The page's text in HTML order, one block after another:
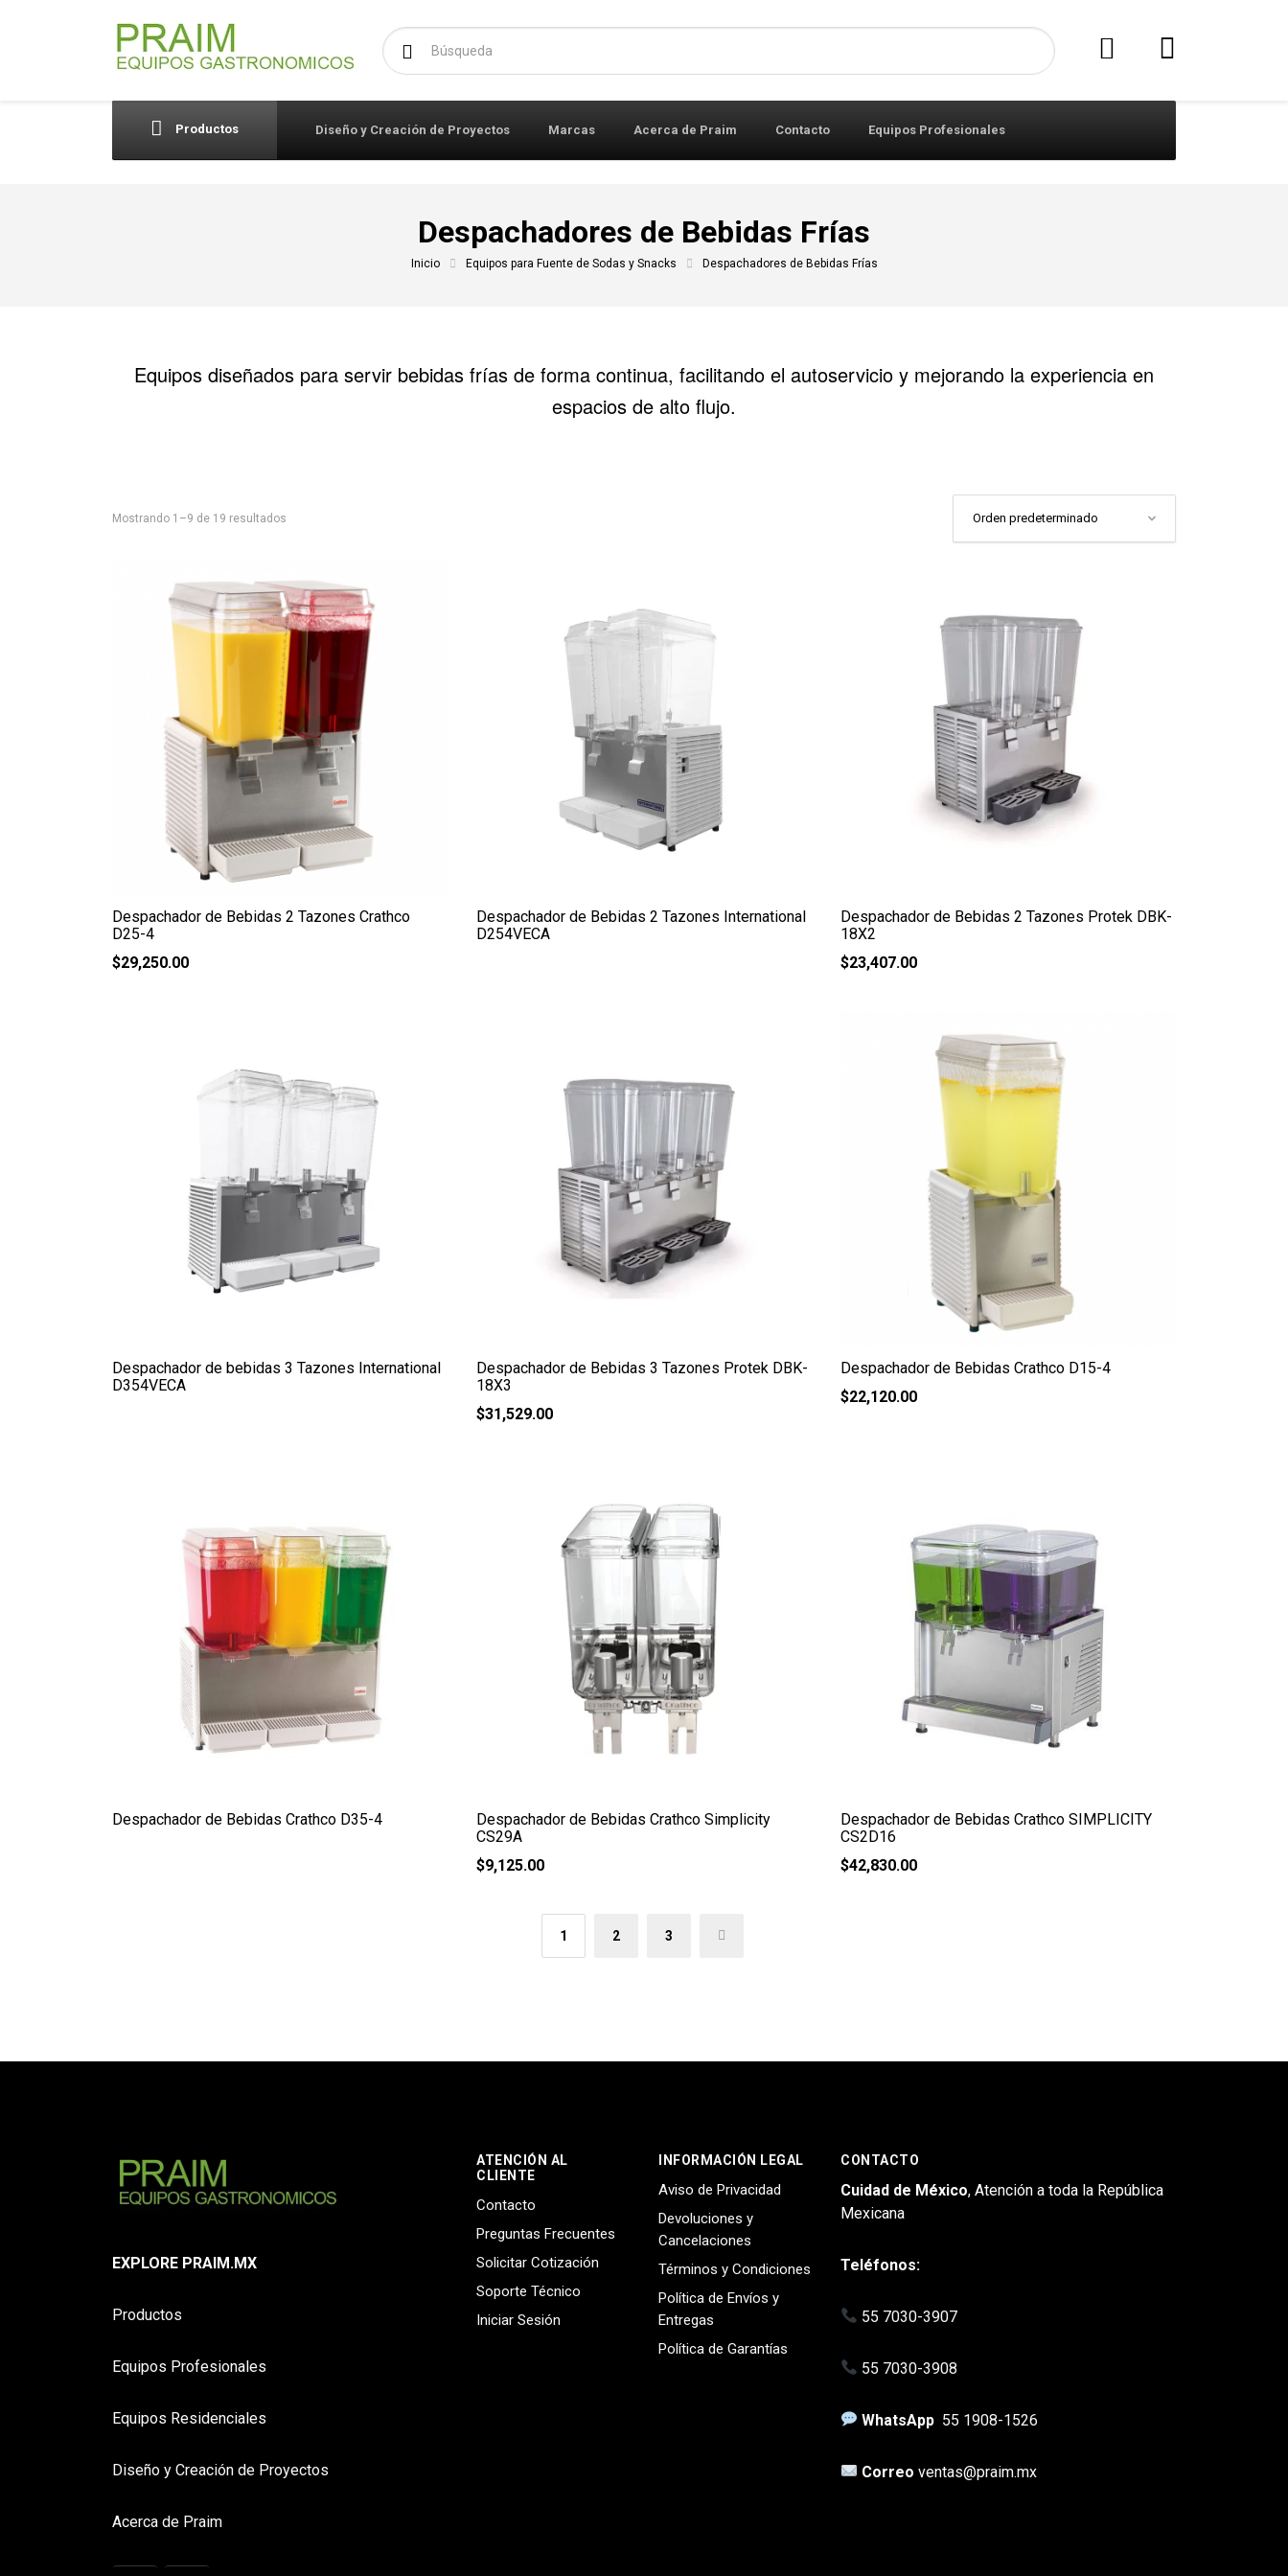
Buscar:
Productos Diseño y Creación de Proyectos Marcas Acerca de Praim Contacto Equipos Profesionales
Despachadores de Bebidas Frías
Inicio Equipos para Fuente de Sodas y Snacks Despachadores de Bebidas Frías
Equipos diseñados para servir bebidas frías de forma continua, facilitando el autoservicio y mejorando la experiencia en
espacios de alto flujo.
Mostrando 1–9 de 19 resultados
Despachador de Bebidas 2 Tazones Crathco
D25-4
$29,250.00
Despachador de Bebidas 2 Tazones International
D254VECA
Despachador de Bebidas 2 Tazones Protek DBK-
18X2
$23,407.00
Despachador de bebidas 3 Tazones International
D354VECA
Despachador de Bebidas 3 Tazones Protek DBK-
18X3
$31,529.00
Despachador de Bebidas Crathco D15-4
$22,120.00
Despachador de Bebidas Crathco D35-4
Despachador de Bebidas Crathco Simplicity
CS29A
$9,125.00
Despachador de Bebidas Crathco SIMPLICITY
CS2D16
$42,830.00
1 2 3 →
EXPLORE PRAIM.MX
Productos
Equipos Profesionales
Equipos Residenciales
Diseño y Creación de Proyectos
Acerca de Praim
ATENCIÓN AL
CLIENTE
Contacto
Preguntas Frecuentes
Solicitar Cotización
Soporte Técnico
Iniciar Sesión
INFORMACIÓN LEGAL
Aviso de Privacidad
Devoluciones y
Cancelaciones
Términos y Condiciones
Política de Envíos y
Entregas
Política de Garantías
CONTACTO
Cuidad de México, Atención a toda la República
Mexicana
Teléfonos:
55 7030-3907
55 7030-3908
WhatsApp 55 1908-1526
Correoventas@praim.mx